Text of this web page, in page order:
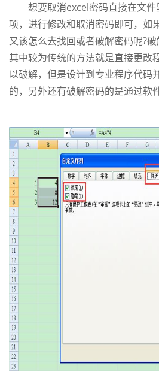
想要取消excel密码直接在文件
项，进行修改和取消密码即可，如
又该怎么去找回或者破解密码呢?破
其中较为传统的方法就是直接更改
以破解，但是设计到专业程序代码
的，另外还有破解密码的是通过软